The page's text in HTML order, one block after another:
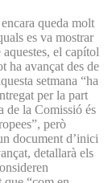
queda molt
es va mostrar
el capítol
ha avançat des de
setmana “ha
per la part
de la Comissió és
però
document d’inici
detallarà els